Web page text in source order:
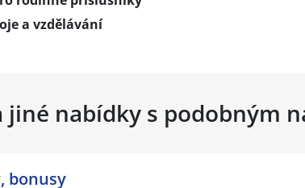
a vzdělávání
jiné nabídky s podobným
bonusy